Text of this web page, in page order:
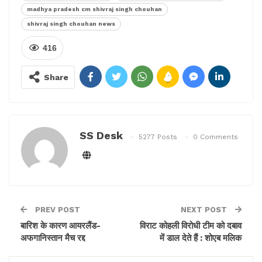
madhya pradesh cm shivraj singh chouhan
shivraj singh chouhan news
416
Share
SS Desk 5277 Posts 0 Comments
PREV POST
बारिश के कारण आयरलैंड-
अफगानिस्तान मैच रद्द
NEXT POST
विराट कोहली विरोधी टीम को दबाव
में डाल देते हैं : शोएब मलिक